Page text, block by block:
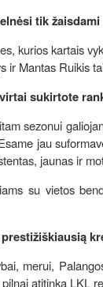
tik
kurios kartais
ir Mantas Ruikis
sukirtote
sezonui
jau
jaunas ir
su vietos
merui,
atitinka LKL